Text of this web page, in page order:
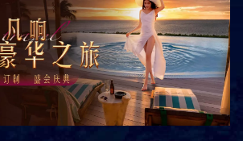
服务认证证书